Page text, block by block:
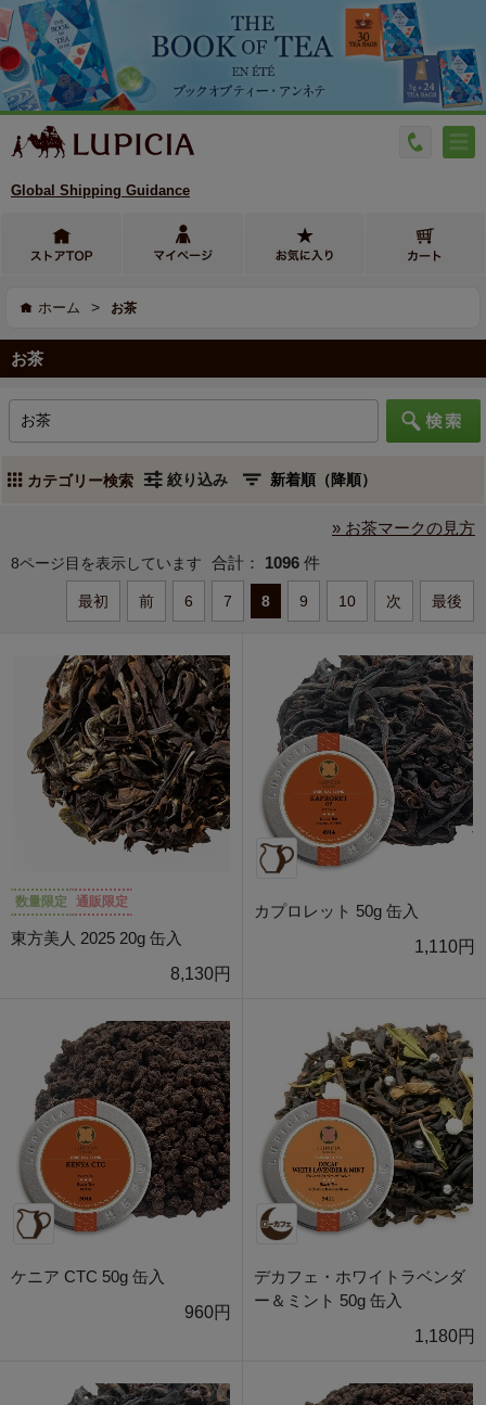
Global Shipping Guidance
ホーム > お茶
お茶
カテゴリー検索 絞り込み
» お茶マークの見方
8ページ目を表示しています 合計： 1096 件
最初 前 6 7 8 9 10 次 最後
数量限定 通販限定
東方美人 2025 20g 缶入
8,130円
カプロレット 50g 缶入
1,110円
ケニア CTC 50g 缶入
960円
デカフェ・ホワイトラベンダ
ー＆ミント 50g 缶入
1,180円